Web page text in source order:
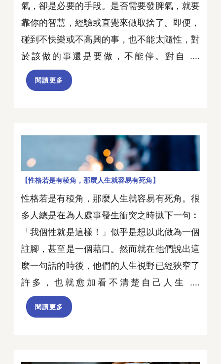
氣，卻是必要的手段。是否需要發脾氣，就要
靠你的智慧，經驗或直覺來做取捨了。即便，
碰到不快樂或不高興的事，也不能太隨性，對
於該做的事還是要做，不能停。對自 ....
閱讀更多
【性格若是有稜角，那麼人生就容易有死角】
性格若是有稜角，那麼人生就容易有死角。很
多人總是在為人處事發生衝突之時拋下一句︰
「我個性就是這樣！」似乎是想以此做為一個
註腳，甚至是一個藉口。然而就在他們說出這
麼一句話的時後，他們的人生視野已經狹窄了
許多，也就愈加看不清楚自己人生 ....
閱讀更多